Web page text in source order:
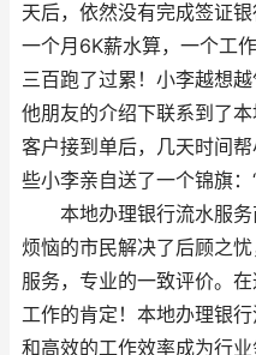
天后，依然没有完成签证
一个月6K薪水算，一个工
三百跑了过累！小李越想
他朋友的介绍下联系到了
客户接到单后，几天时间
些小李亲自送了一个锦旗
本地办理银行流水服务
烦恼的市民解决了后顾之
服务，专业的一致评价。
工作的肯定！本地办理银
和高效的工作效率成为行